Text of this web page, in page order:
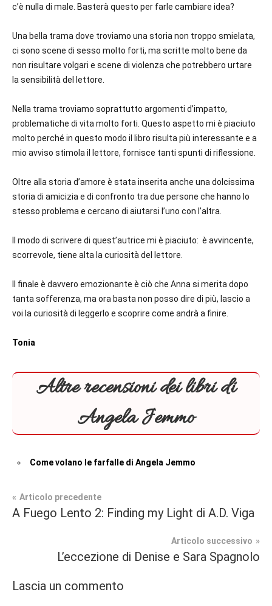
c’è nulla di male. Basterà questo per farle cambiare idea?
Una bella trama dove troviamo una storia non troppo smielata,
ci sono scene di sesso molto forti, ma scritte molto bene da
non risultare volgari e scene di violenza che potrebbero urtare
la sensibilità del lettore.
Nella trama troviamo soprattutto argomenti d’impatto,
problematiche di vita molto forti. Questo aspetto mi è piaciuto
molto perché in questo modo il libro risulta più interessante e a
mio avviso stimola il lettore, fornisce tanti spunti di riflessione.
Oltre alla storia d’amore è stata inserita anche una dolcissima
storia di amicizia e di confronto tra due persone che hanno lo
stesso problema e cercano di aiutarsi l’uno con l’altra.
Il modo di scrivere di quest’autrice mi è piaciuto: è avvincente,
scorrevole, tiene alta la curiosità del lettore.
Il finale è davvero emozionante è ciò che Anna si merita dopo
tanta sofferenza, ma ora basta non posso dire di più, lascio a
voi la curiosità di leggerlo e scoprire come andrà a finire.
Tonia
Altre recensioni dei libri di
Angela Jemmo
Come volano le farfalle di Angela Jemmo
Tag
#bloggerlife,
#booklover,
Contemporary
piano
Navigazione
Articolo precedente
A Fuego Lento 2: Finding my Light di A.D. Viga
Articolo successivo
L’eccezione di Denise e Sara Spagnolo
Lascia un commento